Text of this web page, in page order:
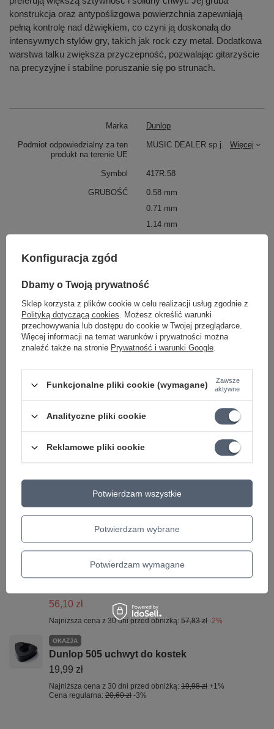
konstrukcja oraz antypoślizgowa powierzchnia zapewniają
pełną kontrolę nad dźwiękiem, co czyni ją doskonałą do
intensywnych stylów gry, takich jak rock czy metal. Dodatkowa
warstwa talku zwiększa przyczepność, pozwalając gitarzyście
na precyzyjne i stabilne poruszanie się po strunach.
Marka Dunlop
Podmiot odpowiedzialny za ten
produkt na terenie UE
MUSIC DEALER sp.j. Więcej
Symbol 417R.58
GRUBOŚĆ
0.58 mm
0.71 mm
1.14 mm
KATEGORIA KOSTKI
Parametry bezpieczeństwa Parametry bezpieczeństwa
Może potrzebujesz tego do gitary
OKAZJA
Korbka do strun DP0002 z obcinarką
D'Addario Pro-Winder
56,26 zł
Najniższa cena z 30 dni przed obniżką:
+5%
Stroik, chromatyczny tuner do gitary PW-CT-
63,81 zł
Najniższa cena z 30 dni przed obniżką:
Cena regularna:65,78 zł -3%
Pazurek do gry na gitarze D'addario NP7T-04
56,10 zł
Najniższa cena z 30 dni przed obniżką: 57,83 zł -2%
OKAZJA
Dunlop 505 uchwyt do kostek
19,99 zł
Najniższa cena z 30 dni przed obniżką: 19,98 zł +1%
Cena regularna: 20,60 zł -3%
Konfiguracja zgód
Dbamy o Twoją prywatność
Sklep korzysta z plików cookie w celu realizacji usług zgodnie z
Polityką dotyczącą cookies. Możesz określić warunki
przechowywania lub dostępu do cookie w Twojej przeglądarce.
Więcej informacji na temat warunków i prywatności można
znaleźć także na stronie Prywatność i warunki Google.
Funkcjonalne pliki cookie (wymagane)
Zawsze
aktywne
Analityczne pliki cookie
Reklamowe pliki cookie
Potwierdzam wybrane
Potwierdzam wymagane
Potwierdzam wszystkie